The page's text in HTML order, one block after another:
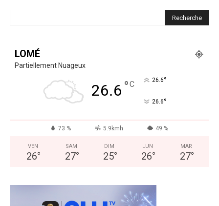
LOMÉ
Partiellement Nuageux
26.6 °C 26.6°
26.6°
73 % 5.9kmh 49 %
VEN
26°
SAM
27°
DIM
25°
LUN
26°
MAR
27°